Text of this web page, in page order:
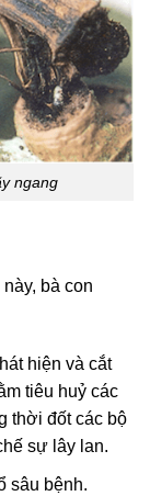
ngang
bà con
hiện và cắt
tiêu huỷ các
thời đốt các bộ
sự lây lan.
sâu bệnh.